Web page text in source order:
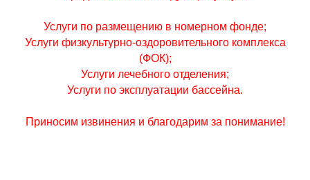
Услуги по размещению в номерном фонде;
Услуги физкультурно-оздоровительного комплекса
(ФОК);
Услуги лечебного отделения;
Услуги по эксплуатации бассейна.
Приносим извинения и благодарим за понимание!